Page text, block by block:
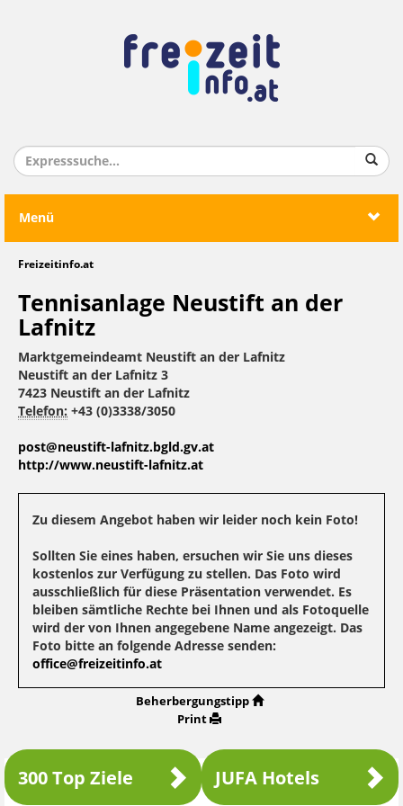
Menü
Freizeitinfo.at
Tennisanlage Neustift an der
Lafnitz
Marktgemeindeamt Neustift an der Lafnitz
Neustift an der Lafnitz 3
7423 Neustift an der Lafnitz
Telefon: +43 (0)3338/3050
post@neustift-lafnitz.bgld.gv.at
http://www.neustift-lafnitz.at
Zu diesem Angebot haben wir leider noch kein Foto!
Sollten Sie eines haben, ersuchen wir Sie uns dieses
kostenlos zur Verfügung zu stellen. Das Foto wird
ausschließlich für diese Präsentation verwendet. Es
bleiben sämtliche Rechte bei Ihnen und als Fotoquelle
wird der von Ihnen angegebene Name angezeigt. Das
Foto bitte an folgende Adresse senden:
office@freizeitinfo.at
Beherbergungstipp
Print
300 Top Ziele JUFA Hotels